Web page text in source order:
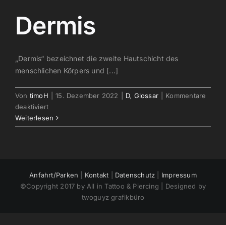
Dermis
„Dermis“ bezeichnet die zweite Hautschicht des
menschlichen Körpers und [...]
Von timoH 15. Dezember 2022 D, Glossar
Kommentare
deaktiviertfür
Dermis
Weiterlesen
Anfahrt/Parken Kontakt Datenschutz
Impressum
©Copyright 2017 by All in Tattoo & Piercing | Designed by
twoguyz grafikbüro